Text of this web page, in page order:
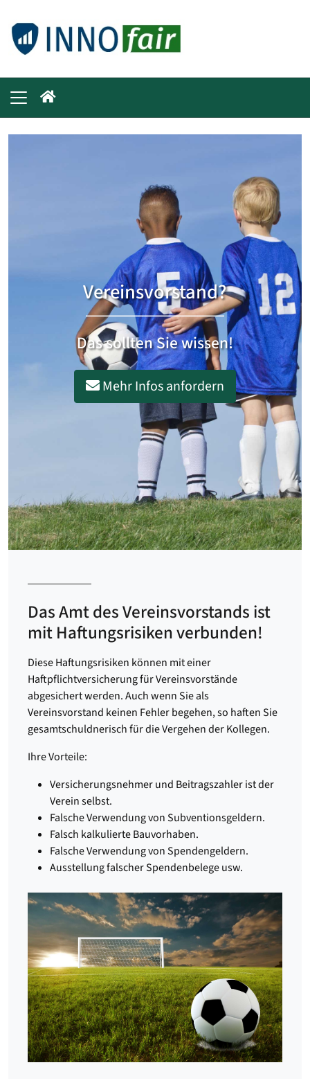
Vereinsvorstand?
Das sollten Sie wissen!
Mehr Infos anfordern
Das Amt des Vereinsvorstands ist
mit Haftungsrisiken verbunden!
Diese Haftungsrisiken können mit einer
Haftpflichtversicherung für Vereinsvorstände
abgesichert werden. Auch wenn Sie als
Vereinsvorstand keinen Fehler begehen, so haften Sie
gesamtschuldnerisch für die Vergehen der Kollegen.
Ihre Vorteile:
Versicherungsnehmer und Beitragszahler ist der
Verein selbst.
Falsche Verwendung von Subventionsgeldern.
Falsch kalkulierte Bauvorhaben.
Falsche Verwendung von Spendengeldern.
Ausstellung falscher Spendenbelege usw.